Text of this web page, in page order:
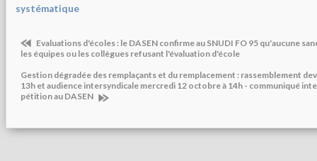
systématique
Evaluations d'écoles : le DASEN confirme au SNUDI FO 95 qu'aucune
les équipes ou les collègues refusant l'évaluation d'école
Gestion dégradée des remplaçants et du remplacement : rassemblement
13h et audience intersyndicale mercredi 12 octobre à 14h - communiqué
pétition au DASEN